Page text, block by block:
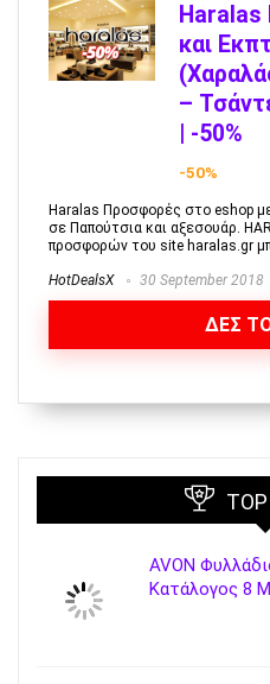
και
–
| -50%
-50%
Haralas Προσφορές στο eshop
σε Παπούτσια και αξεσουάρ.
προσφορών του site haralas.gr
HotDealsX 30 September 2018
ΔΕΣ
TOP
AVON
Κατάλογος 8